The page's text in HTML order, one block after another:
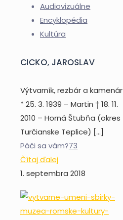
Audiovizuálne
Encyklopédia
Kultúra
CICKO, JAROSLAV
Výtvarník, rezbár a kamenár
* 25. 3. 1939 – Martin † 18. 11.
2010 – Horná Štubňa (okres
Turčianske Teplice) […]
Páči sa vám?73
Čítaj ďalej
1. septembra 2018